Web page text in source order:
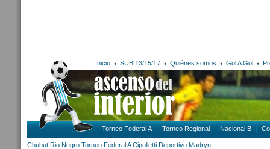
Inicio SUB 13/15/17 Quiénes somos Gol A Gol
Torneo Federal A Torneo Regional Nacional B
Chubut Rio Negro Torneo Federal A Cipolletti Deportivo Madryn